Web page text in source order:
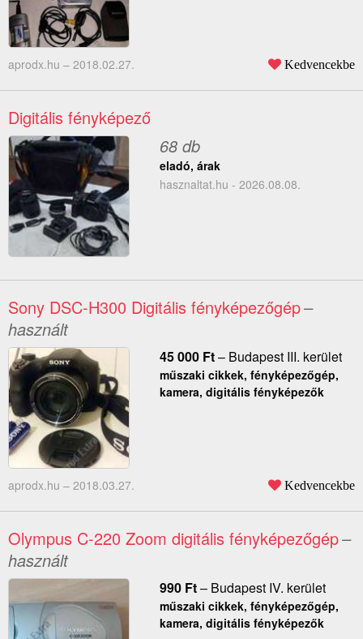
aprodx.hu – 2018.02.27. Kedvencekbe
Digitális fényképező
68 db
eladó, árak
hasznaltat.hu - 2026.08.08.
Sony DSC-H300 Digitális fényképezőgép–
használt
45 000 Ft– Budapest III. kerület
műszaki cikkek, fényképezőgép,
kamera, digitális fényképezők
aprodx.hu – 2018.03.27. Kedvencekbe
Olympus C-220 Zoom digitális fényképezőgép–
használt
990 Ft– Budapest IV. kerület
műszaki cikkek, fényképezőgép,
kamera, digitális fényképezők